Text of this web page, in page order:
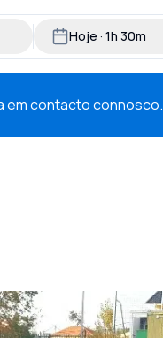
Hoje · 1h 30m
em contacto connosco.